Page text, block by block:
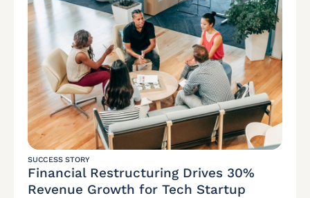
SUCCESS STORY
Financial Restructuring Drives 30%
Revenue Growth for Tech Startup